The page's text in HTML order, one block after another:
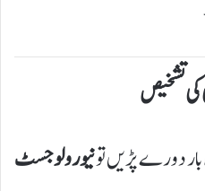
تشخیص
دورے پڑیں تونیورولوجسٹ